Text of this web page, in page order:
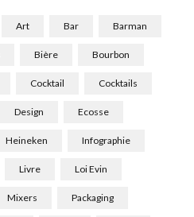
Art Bar Barman
Bière Bourbon
Cocktail Cocktails
Design Ecosse
Heineken Infographie
Livre Loi Evin
Mixers Packaging